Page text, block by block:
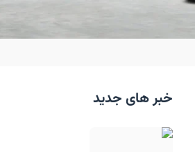
خبر های جدید